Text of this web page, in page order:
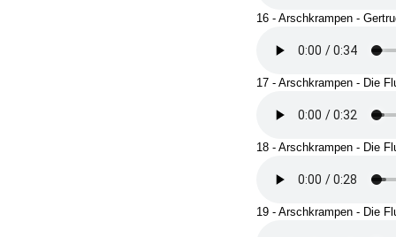
16 - Arschkrampen -
17 - Arschkrampen - Die
18 - Arschkrampen - Die
19 - Arschkrampen - Die